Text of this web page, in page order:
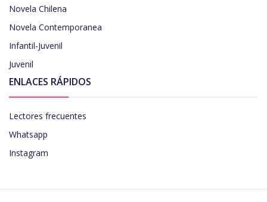
Novela Chilena
Novela Contemporanea
Infantil-Juvenil
Juvenil
ENLACES RÁPIDOS
Lectores frecuentes
Whatsapp
Instagram